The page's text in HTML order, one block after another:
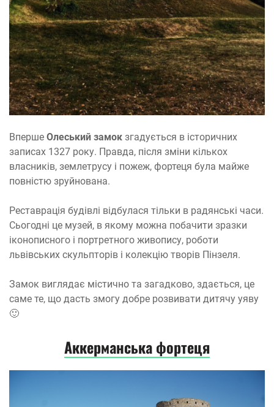
Вперше Олеський замок згадується в історичних
записах 1327 року. Правда, після зміни кількох
власників, землетрусу і пожеж, фортеця була майже
повністю зруйнована.
Реставрація будівлі відбулася тільки в радянські часи.
Сьогодні це музей, в якому можна побачити зразки
іконописного і портретного живопису, роботи
львівських скульпторів і колекцію творів Пінзеля.
Замок виглядає містично та загадково, здається, це
саме те, що дасть змогу добре розвивати дитячу уяву
🙂
Аккерманська фортеця